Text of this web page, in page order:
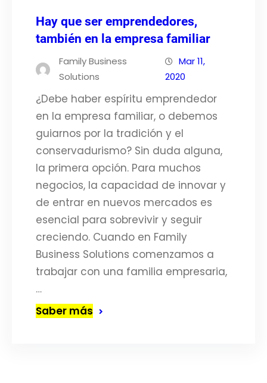
Hay que ser emprendedores,
también en la empresa familiar
Family Business
Solutions
Mar 11,
2020
¿Debe haber espíritu emprendedor
en la empresa familiar, o debemos
guiarnos por la tradición y el
conservadurismo? Sin duda alguna,
la primera opción. Para muchos
negocios, la capacidad de innovar y
de entrar en nuevos mercados es
esencial para sobrevivir y seguir
creciendo. Cuando en Family
Business Solutions comenzamos a
trabajar con una familia empresaria,
…
Saber más